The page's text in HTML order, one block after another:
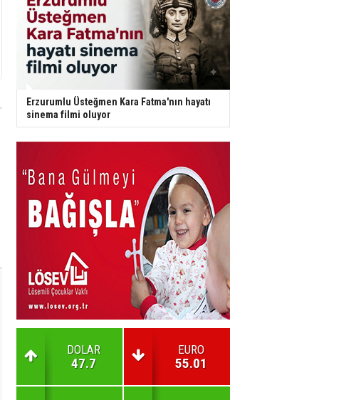
Erzurumlu Üsteğmen Kara Fatma'nın hayatı
sinema filmi oluyor
DOLAR
47.7
EURO
55.01